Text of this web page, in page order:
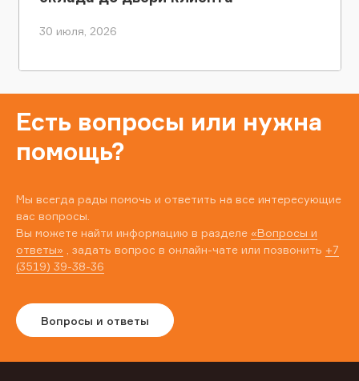
30 июля, 2026
Есть вопросы или нужна
помощь?
Мы всегда рады помочь и ответить на все интересующие
вас вопросы.
Вы можете найти информацию в разделе «Вопросы и
ответы» , задать вопрос в онлайн-чате или позвонить +7
(3519) 39-38-36
Вопросы и ответы